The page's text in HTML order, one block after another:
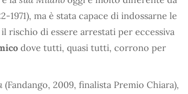
1971), ma è stata capace di indossarne le
rischio di essere arrestati per eccessiva
dove tutti, quasi tutti, corrono per
(Fandango, 2009, finalista Premio Chiara),